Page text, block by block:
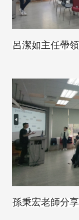
呂潔如主任帶
孫秉宏老師分